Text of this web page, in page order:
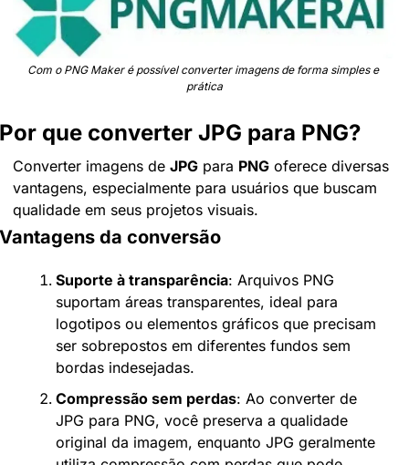
Com o PNG Maker é possível converter imagens de forma simples e
prática
Por que converter JPG para PNG?
Converter imagens de JPG para PNG oferece diversas
vantagens, especialmente para usuários que buscam
qualidade em seus projetos visuais.
Vantagens da conversão
Suporte à transparência: Arquivos PNG
suportam áreas transparentes, ideal para
logotipos ou elementos gráficos que precisam
ser sobrepostos em diferentes fundos sem
bordas indesejadas.
Compressão sem perdas: Ao converter de
JPG para PNG, você preserva a qualidade
original da imagem, enquanto JPG geralmente